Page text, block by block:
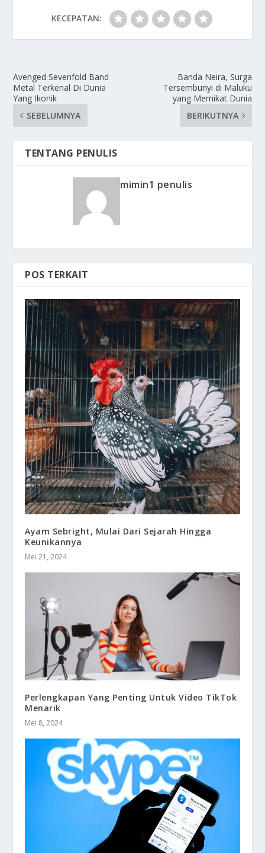
KECEPATAN:
Avenged Sevenfold Band
Metal Terkenal Di Dunia
Yang Ikonik
SEBELUMNYA
Banda Neira, Surga
Tersembunyi di Maluku
yang Memikat Dunia
BERIKUTNYA
TENTANG PENULIS
mimin1 penulis
POS TERKAIT
Ayam Sebright, Mulai Dari Sejarah Hingga
Keunikannya
Mei 21, 2024
Perlengkapan Yang Penting Untuk Video TikTok
Menarik
Mei 8, 2024